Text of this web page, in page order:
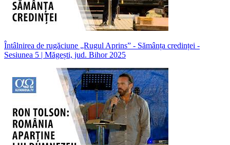
Întâlnirea de rugăciune „Rugul Aprins” - Sămânța credinței -
Sesiunea 5 | Măgești, jud. Bihor 2025